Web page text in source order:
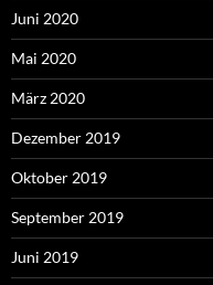
Juni 2020
Mai 2020
März 2020
Dezember 2019
Oktober 2019
September 2019
Juni 2019